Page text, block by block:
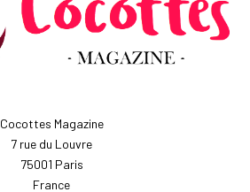
Cocottes Magazine
7 rue du Louvre
75001 Paris
France